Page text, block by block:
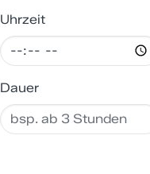
Uhrzeit
Dauer